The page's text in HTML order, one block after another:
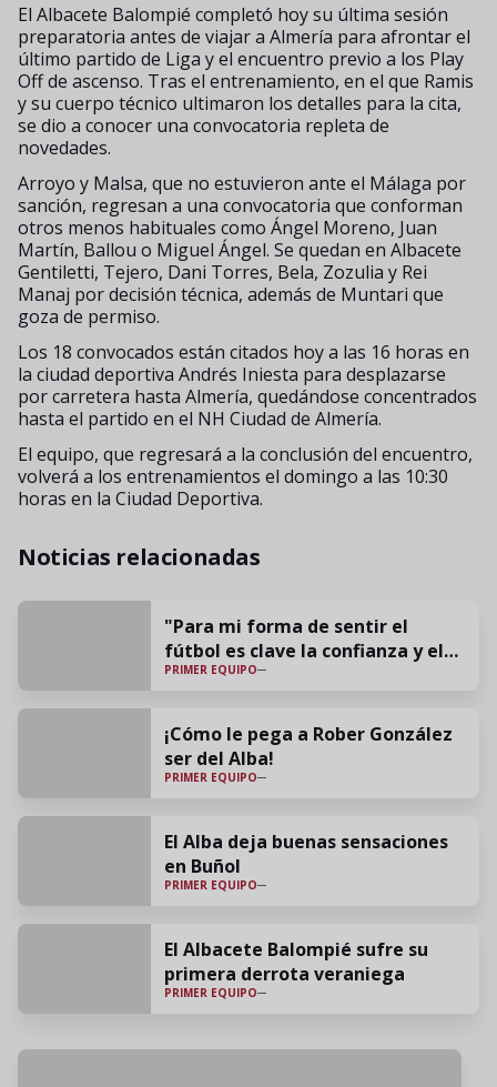
El Albacete Balompié completó hoy su última sesión
preparatoria antes de viajar a Almería para afrontar el
último partido de Liga y el encuentro previo a los Play
Off de ascenso. Tras el entrenamiento, en el que Ramis
y su cuerpo técnico ultimaron los detalles para la cita,
se dio a conocer una convocatoria repleta de
novedades.
Arroyo y Malsa, que no estuvieron ante el Málaga por
sanción, regresan a una convocatoria que conforman
otros menos habituales como Ángel Moreno, Juan
Martín, Ballou o Miguel Ángel. Se quedan en Albacete
Gentiletti, Tejero, Dani Torres, Bela, Zozulia y Rei
Manaj por decisión técnica, además de Muntari que
goza de permiso.
Los 18 convocados están citados hoy a las 16 horas en
la ciudad deportiva Andrés Iniesta para desplazarse
por carretera hasta Almería, quedándose concentrados
hasta el partido en el NH Ciudad de Almería.
El equipo, que regresará a la conclusión del encuentro,
volverá a los entrenamientos el domingo a las 10:30
horas en la Ciudad Deportiva.
Noticias relacionadas
"Para mi forma de sentir el
fútbol es clave la confianza y el
cariño"
PRIMER EQUIPO
¡Cómo le pega a Rober González
ser del Alba!
PRIMER EQUIPO
El Alba deja buenas sensaciones
en Buñol
PRIMER EQUIPO
El Albacete Balompié sufre su
primera derrota veraniega
PRIMER EQUIPO